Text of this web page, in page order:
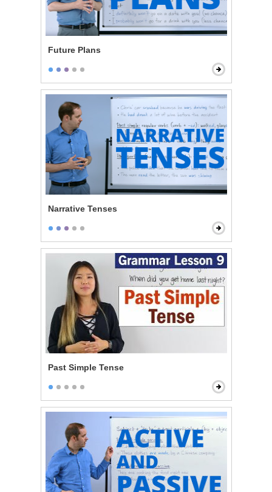
Future Plans
Narrative Tenses
Past Simple Tense